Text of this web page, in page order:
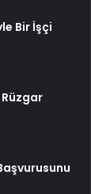
Bir İşçi